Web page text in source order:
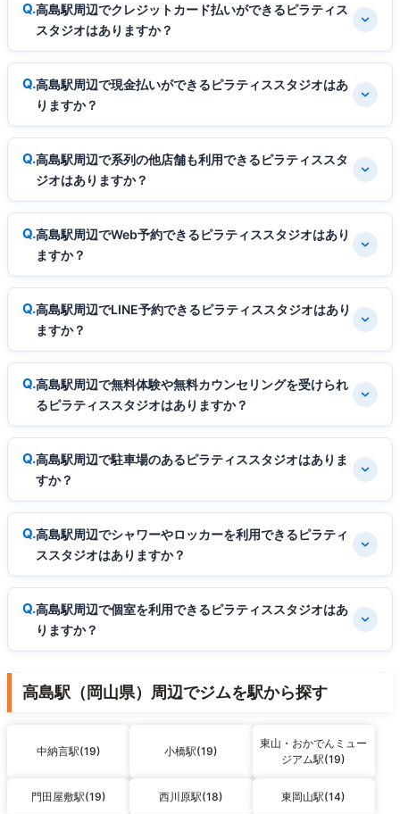
高島駅周辺でクレジットカード払いができるピラティス
スタジオはありますか？
高島駅周辺で現金払いができるピラティススタジオはあ
りますか？
高島駅周辺で系列の他店舗も利用できるピラティススタ
ジオはありますか？
高島駅周辺でWeb予約できるピラティススタジオはあり
ますか？
高島駅周辺でLINE予約できるピラティススタジオはあり
ますか？
高島駅周辺で無料体験や無料カウンセリングを受けられ
るピラティススタジオはありますか？
高島駅周辺で駐車場のあるピラティススタジオはありま
すか？
高島駅周辺でシャワーやロッカーを利用できるピラティ
ススタジオはありますか？
高島駅周辺で個室を利用できるピラティススタジオはあ
りますか？
高島駅（岡山県）周辺でジムを駅から探す
中納言駅(19) 小橋駅(19)
東山・おかでんミュー
ジアム駅(19)
門田屋敷駅(19) 西川原駅(18) 東岡山駅(14)